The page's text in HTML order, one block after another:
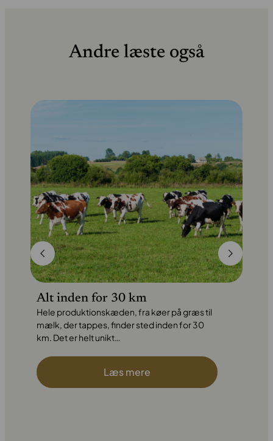
Andre læste også
Alt inden for 30 km
Hele produktionskæden, fra køer på græs til
mælk, der tappes, finder sted inden for 30
km. Det er helt unikt…
Læs mere